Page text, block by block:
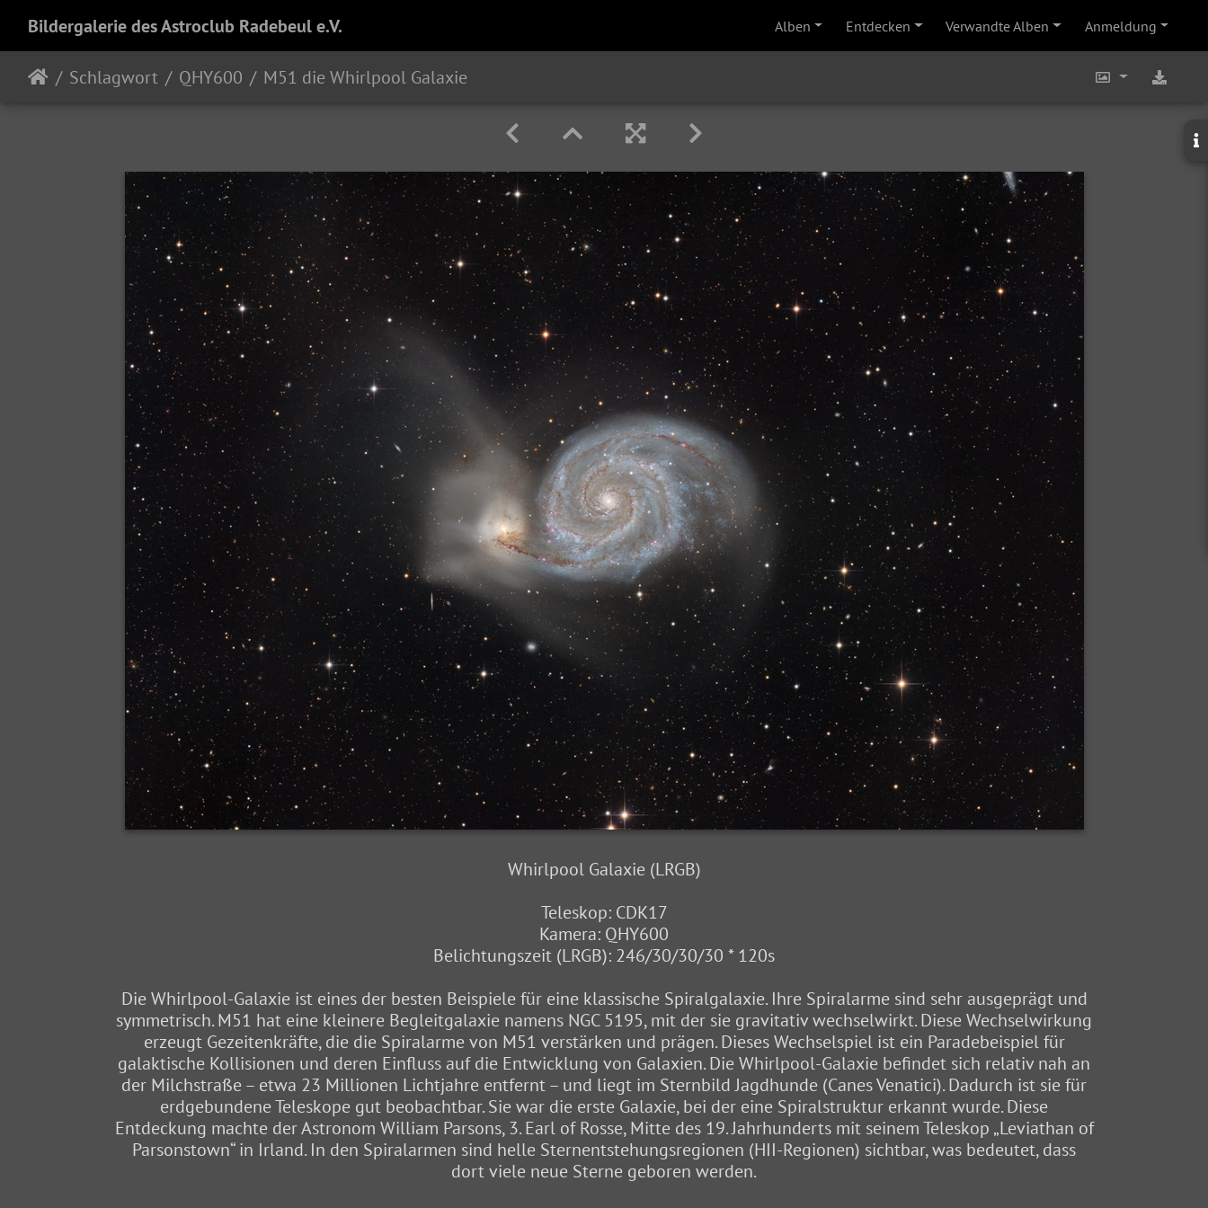
Bildergalerie des Astroclub Radebeul e.V. Alben Entdecken Verwandte Alben Anmeldung
Schlagwort QHY600 M51 die Whirlpool Galaxie
Whirlpool Galaxie (LRGB)
Teleskop: CDK17
Kamera: QHY600
Belichtungszeit (LRGB): 246/30/30/30 * 120s
Die Whirlpool-Galaxie ist eines der besten Beispiele für eine klassische Spiralgalaxie. Ihre Spiralarme sind sehr ausgeprägt und
symmetrisch. M51 hat eine kleinere Begleitgalaxie namens NGC 5195, mit der sie gravitativ wechselwirkt. Diese Wechselwirkung
erzeugt Gezeitenkräfte, die die Spiralarme von M51 verstärken und prägen. Dieses Wechselspiel ist ein Paradebeispiel für
galaktische Kollisionen und deren Einfluss auf die Entwicklung von Galaxien. Die Whirlpool-Galaxie befindet sich relativ nah an
der Milchstraße – etwa 23 Millionen Lichtjahre entfernt – und liegt im Sternbild Jagdhunde (Canes Venatici). Dadurch ist sie für
erdgebundene Teleskope gut beobachtbar. Sie war die erste Galaxie, bei der eine Spiralstruktur erkannt wurde. Diese
Entdeckung machte der Astronom William Parsons, 3. Earl of Rosse, Mitte des 19. Jahrhunderts mit seinem Teleskop „Leviathan of
Parsonstown“ in Irland. In den Spiralarmen sind helle Sternentstehungsregionen (HII-Regionen) sichtbar, was bedeutet, dass
dort viele neue Sterne geboren werden.